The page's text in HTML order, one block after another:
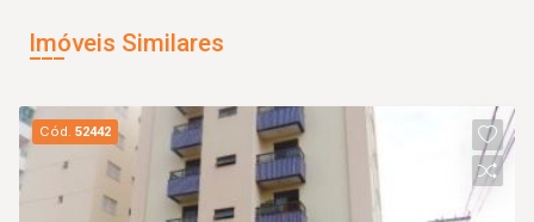
Imóveis Similares
Cód.52442